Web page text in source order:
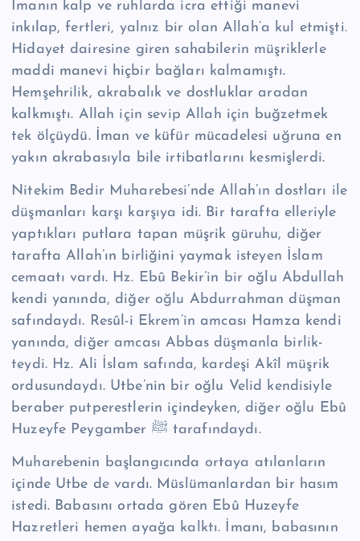
İmanın kalp ve ruhlarda icra ettiği manevi
inkılap, fertleri, yalnız bir olan Al­lah’a kul etmişti.
Hidayet dairesine giren sahabilerin müşriklerle
maddi manevi hiçbir bağları kalmamıştı.
Hemşehrilik, akrabalık ve dostluklar aradan
kalkmıştı. Allah için sevip Allah için buğzetmek
tek ölçüydü. İman ve küfür mücadelesi uğruna en
yakın akrabasıyla bile irtibatlarını kesmişlerdi.
Nitekim Bedir Muharebesi’nde Allah’ın dostları ile
düşmanları karşı karşıya idi. Bir tarafta elleriyle
yaptıkları putlara tapan müşrik güruhu, diğer
tarafta Al­lah’ın birliğini yaymak isteyen İslam
cemaatı vardı. Hz. Ebû Bekir’in bir oğlu Abdullah
kendi yanında, diğer oğlu Abdurrahman düşman
safındaydı. Resûl-i Ekrem’in amcası Hamza kendi
yanında, diğer amcası Abbas düşmanla birlik­
teydi. Hz. Ali İslam safında, kardeşi Akîl müşrik
ordusundaydı. Utbe’nin bir oğ­lu Velid kendisiyle
beraber putperestlerin içindeyken, diğer oğlu Ebû
Huzeyfe Peygamber ﷺ tarafındaydı.
Muharebenin başlangıcında ortaya atılanların
içinde Utbe de vardı. Müslümanlardan bir hasım
istedi. Babasını ortada gören Ebû Huzeyfe
Hazretleri hemen ayağa kalktı. İmanı, babasının